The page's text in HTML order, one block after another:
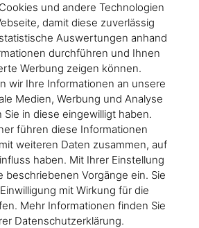
und andere Technologien
damit diese zuverlässig
Auswertungen anhand
durchführen und Ihnen
Werbung zeigen können.
wir Ihre Informationen an unsere
Medien, Werbung und Analyse
Sie in diese eingewilligt haben.
führen diese Informationen
weiteren Daten zusammen, auf
haben. Mit Ihrer Einstellung
beschriebenen Vorgänge ein. Sie
mit Wirkung für die
Mehr Informationen finden Sie
Datenschutzerklärung.